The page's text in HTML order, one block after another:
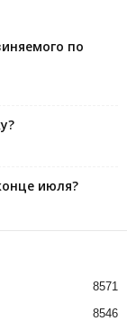
по
июля?
8571
8546